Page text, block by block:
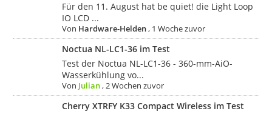
Für den 11. August hat be quiet! die Light Loop
IO LCD ...
Von Hardware-Helden, 1 Woche zuvor
Noctua NL-LC1-36 im Test
Test der Noctua NL-LC1-36 - 360-mm-AiO-
Wasserkühlung vo...
Von Julian,2 Wochen zuvor
Cherry XTRFY K33 Compact Wireless im Test